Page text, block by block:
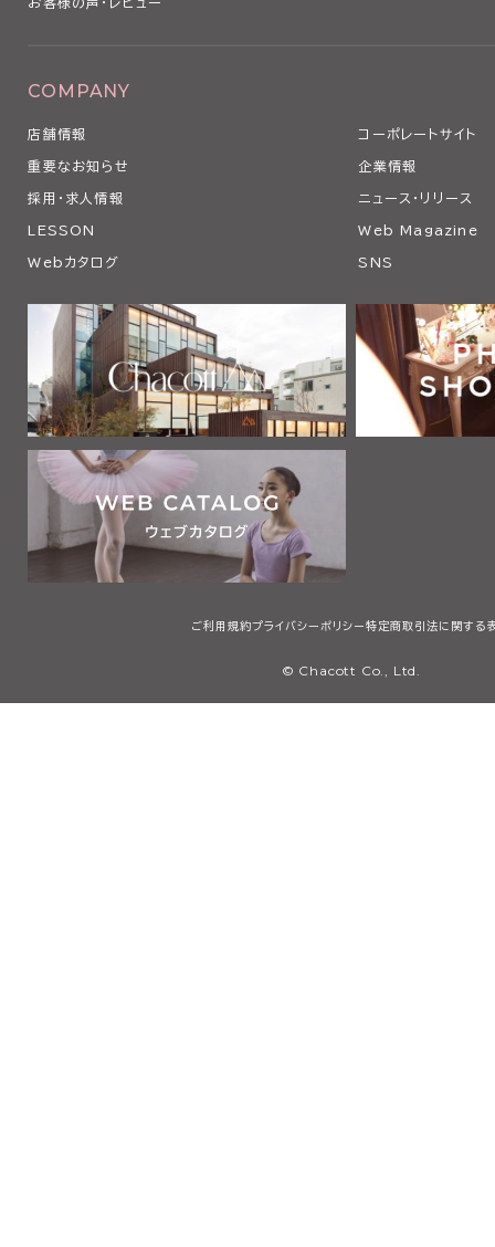
COMPANY
店舗情報 コーポレートサイト
重要なお知らせ 企業情報
採用・求人情報 ニュース・リリース
LESSON Web Magazine
Webカタログ SNS
ご利用規約プライバシーポリシー 特定商取引法に関する
© Chacott Co., Ltd.